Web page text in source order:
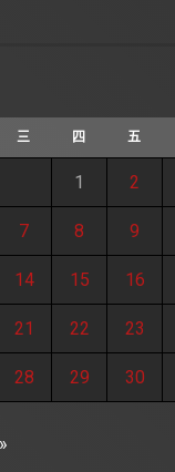
三 四 五
1 2
7 8 9
14 15 16
21 22 23
28 29 30